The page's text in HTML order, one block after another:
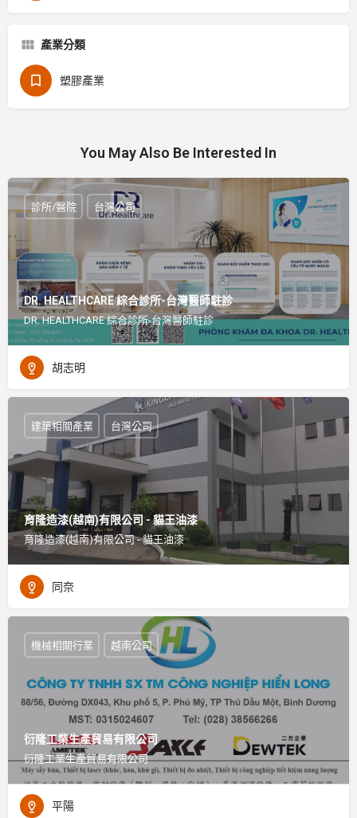
產業分類
塑膠產業
You May Also Be Interested In
DR. HEALTHCARE 綜合診所-台灣醫師駐診
DR. HEALTHCARE 綜合診所-台灣醫師駐診
診所/醫院 台灣公司
胡志明
育隆造漆(越南)有限公司 - 貓王油漆
育隆造漆(越南)有限公司 - 貓王油漆
建築相關產業 台灣公司
同奈
衍隆工業生產貿易有限公司
衍隆工業生產貿易有限公司
機械相關行業 越南公司
平陽